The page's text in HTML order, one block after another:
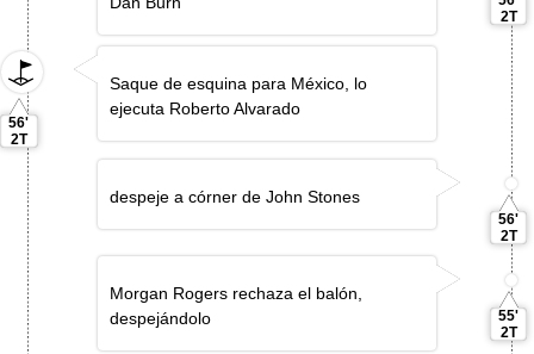
2T
56'
2T
Saque de esquina para México, lo
ejecuta Roberto Alvarado
despeje a córner de John Stones
56'
2T
Morgan Rogers rechaza el balón,
despejándolo
55'
2T